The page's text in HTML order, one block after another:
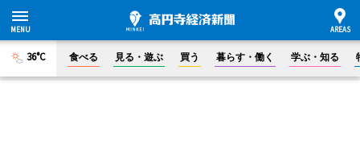
36°C 食べる 見る・遊ぶ 買う 暮らす・働く 学ぶ・知る